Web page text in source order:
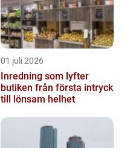
01 juli 2026
Inredning som lyfter
butiken från första intryck
till lönsam helhet